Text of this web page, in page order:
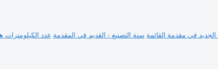
في مقدمة القائمة سنة التصنيع - القديم في المقدمة عدد الكيلومترات